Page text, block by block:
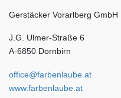
Gerstäcker Vorarlberg GmbH
J.G. Ulmer-Straße 6
A-6850 Dornbirn
office@farbenlaube.at
www.farbenlaube.at